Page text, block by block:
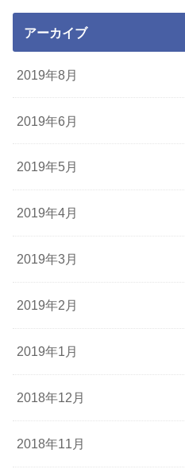
アーカイブ
2019年8月
2019年6月
2019年5月
2019年4月
2019年3月
2019年2月
2019年1月
2018年12月
2018年11月